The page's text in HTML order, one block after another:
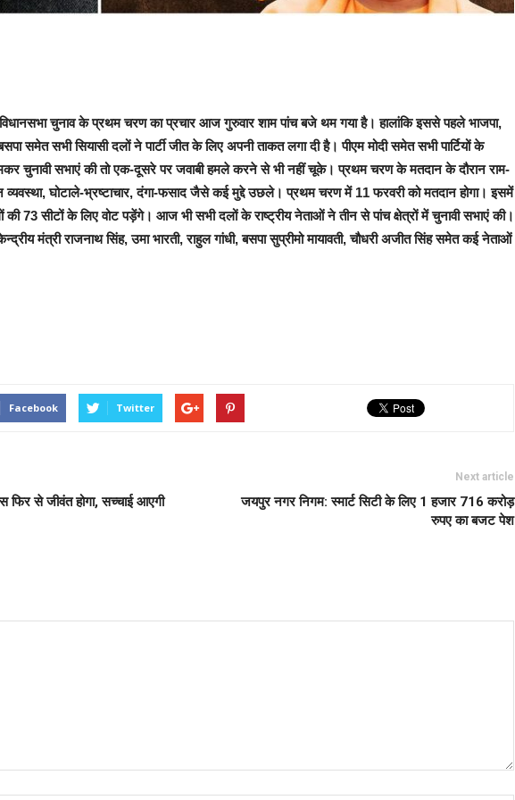
चुनाव के प्रथम चरण का प्रचार आज गुरुवार शाम पांच बजे थम गया है। हालांकि इससे पहले भाजपा,
समेत सभी सियासी दलों ने पार्टी जीत के लिए अपनी ताकत लगा दी है। पीएम मोदी समेत सभी पार्टियों के
चुनावी सभाएं की तो एक-दूसरे पर जवाबी हमले करने से भी नहीं चूके। प्रथम चरण के मतदान के दौरान राम-
व्यवस्था, घोटाले-भ्रष्टाचार, दंगा-फसाद जैसे कई मुद्दे उछले। प्रथम चरण में 11 फरवरी को मतदान होगा। इसमें
की 73 सीटों के लिए वोट पड़ेंगे। आज भी सभी दलों के राष्ट्रीय नेताओं ने तीन से पांच क्षेत्रों में चुनावी सभाएं की।
मंत्री राजनाथ सिंह, उमा भारती, राहुल गांधी, बसपा सुप्रीमो मायावती, चौधरी अजीत सिंह समेत कई नेताओं
Facebook Twitter
फिर से जीवंत होगा, सच्चाई आएगी
Next article
जयपुर नगर निगम: स्मार्ट सिटी के लिए 1 हजार 716 करोड़
रुपए का बजट पेश